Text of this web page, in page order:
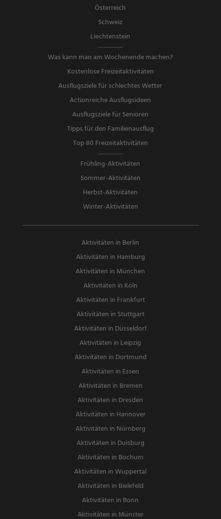
Österreich
Schweiz
Liechtenstein
Was kann man am Wochenende machen?
Kostenlose Freizeitaktivitäten
Ausflugsziele für schlechtes Wetter
Actionreiche Ausflugsideen
Ausflugsziele für Senioren
Tipps für den Familienausflug
Top 80 Freizeitaktivitäten
Frühling-Aktivitäten
Sommer-Aktivitäten
Herbst-Aktivitäten
Winter-Aktivitäten
Aktivitäten in Berlin
Aktivitäten in Hamburg
Aktivitäten in München
Aktivitäten in Köln
Aktivitäten in Frankfurt
Aktivitäten in Stuttgart
Aktivitäten in Düsseldorf
Aktivitäten in Leipzig
Aktivitäten in Dortmund
Aktivitäten in Essen
Aktivitäten in Bremen
Aktivitäten in Dresden
Aktivitäten in Hannover
Aktivitäten in Nürnberg
Aktivitäten in Duisburg
Aktivitäten in Bochum
Aktivitäten in Wuppertal
Aktivitäten in Bielefeld
Aktivitäten in Bonn
Aktivitäten in Münster